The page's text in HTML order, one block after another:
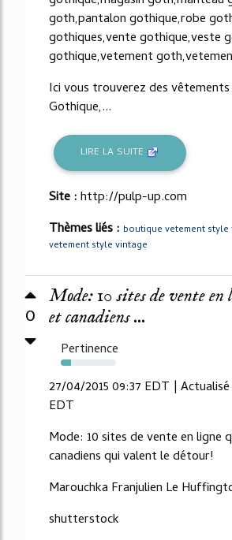
goth,pantalon gothique,robe
gothiques,vente gothique,veste
gothique,vetement
Ici vous trouverez des
Gothique,...
LIRE LA SUITE
Site :http://pulp-up.com
Thèmes liés : boutique vetement style
vetement style vintage
0
Mode: 10 sites de vente en
et canadiens ...
Pertinence
19%
27/04/2015 09:37 EDT |
EDT
Mode: 10 sites de vente en ligne
canadiens qui valent le détour!
Marouchka Franjulien Le
shutterstock